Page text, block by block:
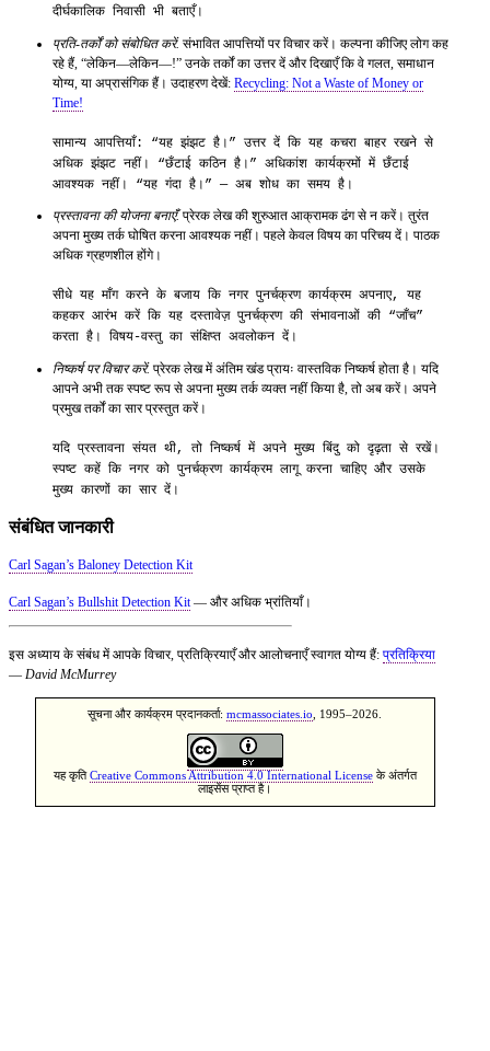
दीर्घकालिक निवासी भी बताएँ।
प्रति-तर्कों को संबोधित करें. संभावित आपत्तियों पर विचार करें। कल्पना कीजिए लोग कह
रहे हैं, “लेकिन—लेकिन—!” उनके तर्कों का उत्तर दें और दिखाएँ कि वे गलत, समाधान
योग्य, या अप्रासंगिक हैं। उदाहरण देखें: Recycling: Not a Waste of Money or
Time!
सामान्य आपत्तियाँ: “यह झंझट है।” उत्तर दें कि यह कचरा बाहर रखने से
अधिक झंझट नहीं। “छँटाई कठिन है।” अधिकांश कार्यक्रमों में छँटाई
आवश्यक नहीं। “यह गंदा है।” — अब शोध का समय है।
प्रस्तावना की योजना बनाएँ.प्रेरक लेख की शुरुआत आक्रामक ढंग से न करें। तुरंत
अपना मुख्य तर्क घोषित करना आवश्यक नहीं। पहले केवल विषय का परिचय दें। पाठक
अधिक ग्रहणशील होंगे।
सीधे यह माँग करने के बजाय कि नगर पुनर्चक्रण कार्यक्रम अपनाए, यह
कहकर आरंभ करें कि यह दस्तावेज़ पुनर्चक्रण की संभावनाओं की “जाँच”
करता है। विषय-वस्तु का संक्षिप्त अवलोकन दें।
निष्कर्ष पर विचार करें. प्रेरक लेख में अंतिम खंड प्रायः वास्तविक निष्कर्ष होता है। यदि
आपने अभी तक स्पष्ट रूप से अपना मुख्य तर्क व्यक्त नहीं किया है, तो अब करें। अपने
प्रमुख तर्कों का सार प्रस्तुत करें।
यदि प्रस्तावना संयत थी, तो निष्कर्ष में अपने मुख्य बिंदु को दृढ़ता से रखें।
स्पष्ट कहें कि नगर को पुनर्चक्रण कार्यक्रम लागू करना चाहिए और उसके
मुख्य कारणों का सार दें।
संबंधित जानकारी
Carl Sagan’s Baloney Detection Kit
Carl Sagan’s Bullshit Detection Kit— और अधिक भ्रांतियाँ।
इस अध्याय के संबंध में आपके विचार, प्रतिक्रियाएँ और आलोचनाएँ स्वागत योग्य हैं: प्रतिक्रिया
— David McMurrey
सूचना और कार्यक्रम प्रदानकर्ता:mcmassociates.io , 1995–2026.
यह कृतिCreative Commons Attribution 4.0 International Licenseके अंतर्गत
लाइसेंस प्राप्त है।